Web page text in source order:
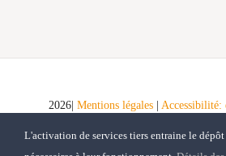
2026| Mentions légales| Accessibilité:
Tous droits réservés
L'activation de services tiers entraine le